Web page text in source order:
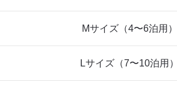
Mサイズ（4〜6泊用）
Lサイズ（7〜10泊用）